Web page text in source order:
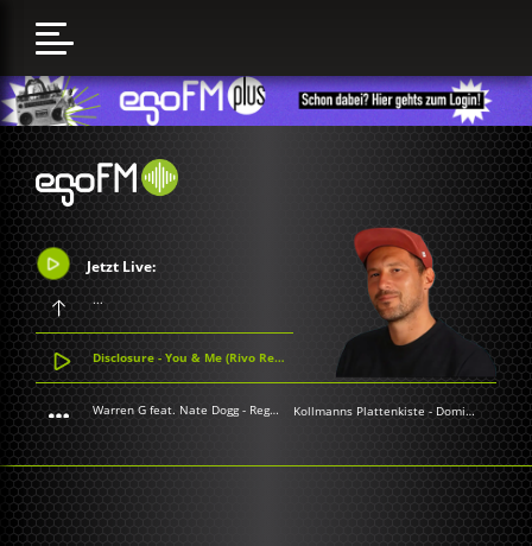
Jetzt Live:
...
Disclosure - You & Me (Rivo Remix)
Warren G feat. Nate Dogg - Regulate Kollmanns Plattenkiste - Dominik Kollmann